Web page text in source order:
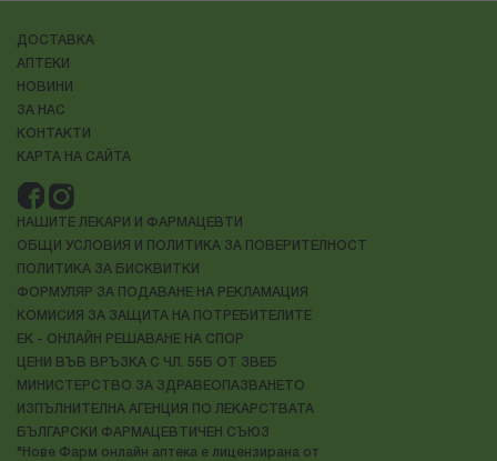
ДОСТАВКА
АПТЕКИ
НОВИНИ
ЗА НАС
КОНТАКТИ
КАРТА НА САЙТА
НАШИТЕ ЛЕКАРИ И ФАРМАЦЕВТИ
ОБЩИ УСЛОВИЯ И ПОЛИТИКА ЗА ПОВЕРИТЕЛНОСТ
ПОЛИТИКА ЗА БИСКВИТКИ
ФОРМУЛЯР ЗА ПОДАВАНЕ НА РЕКЛАМАЦИЯ
КОМИСИЯ ЗА ЗАЩИТА НА ПОТРЕБИТЕЛИТЕ
ЕК - ОНЛАЙН РЕШАВАНЕ НА СПОР
ЦЕНИ ВЪВ ВРЪЗКА С ЧЛ. 55Б ОТ ЗВЕБ
МИНИСТЕРСТВО ЗА ЗДРАВЕОПАЗВАНЕТО
ИЗПЪЛНИТЕЛНА АГЕНЦИЯ ПО ЛЕКАРСТВАТА
БЪЛГАРСКИ ФАРМАЦЕВТИЧЕН СЪЮЗ
"Нове Фарм онлайн аптека е лицензирана от